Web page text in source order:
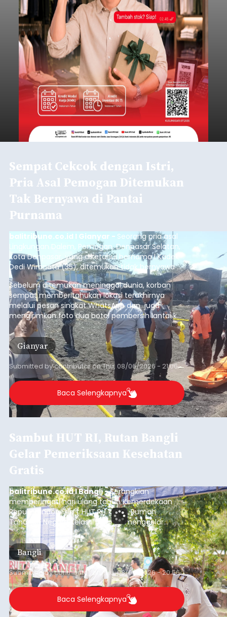
Sempat Cekcok dengan Istri,
Pria Asal Pemogan Ditemukan
Tak Bernyawa di Pantai
Purnama
balitribune.co.id I Gianyar - Seorang pria asal
Lingkungan Dalem, Pemogan, Denpasar Selatan,
Kota Denpasar, yang diketahui bernama I Kadek
Dedi Wiranata (35), ditemukan tidak bernyawa di
pesisir Pantai Purnama, Sukawati.
Sebelum ditemukan meninggal dunia, korban
sempat memberitahukan lokasi terakhirnya
melalui pesan singkat WhatsApp dan juga
mengirimkan foto dua botol pembersih lantai ke
istrinya.
Gianyar
Submitted bycontributoronThu, 08/06/2026 - 21:06
Baca Selengkapnya
Sambut HUT RI, Rutan Bangli
Gelar Pemeriksaan Kesehatan
Gratis
balitribune.co.id I Bangli -Serangkian
memperingati hari ulang tahun Kemerdekaan
Republik Indonesia ( HUT RI) ke-81, Rumah
Tahanan Negara Kelas II B Bangli menggelar
kegiatan pemeriksaan kesehatan gratis, Rabu
(6/8/2026).
Bangli
Submitted bycontributor Thu, 08/06/2026 - 20:56
Baca Selengkapnya